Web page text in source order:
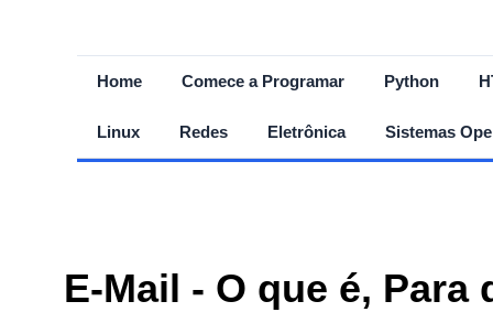
Home Comece a Programar Python
Linux Redes Eletrônica Sistemas
E-Mail - O que é, Para